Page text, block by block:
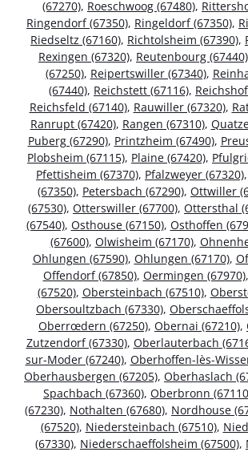
(67270), Roeschwoog (67480),
Ringendorf (67350), Ringeldorf (67350),
Riedseltz (67160), Richtolsheim (67390),
Rexingen (67320), Reutenbourg (67440)
(67250), Reipertswiller (67340),
(67440), Reichstett (67116),
Reichsfeld (67140), Rauwiller (67320),
Ranrupt (67420), Rangen (67310),
Puberg (67290), Printzheim (67490),
Plobsheim (67115), Plaine (67420),
Pfettisheim (67370), Pfalzweyer (67320),
(67350), Petersbach (67290), Ottwiller
(67530), Otterswiller (67700), Ottersthal
(67540), Osthouse (67150), Osthoffen
(67600), Olwisheim (67170),
Ohlungen (67590), Ohlungen (67170),
Offendorf (67850), Oermingen (67970),
(67520), Obersteinbach (67510),
Obersoultzbach (67330),
Oberrœdern (67250), Obernai (67210),
Zutzendorf (67330), Oberlauterbach
sur-Moder (67240), Oberhoffen-lès-
Oberhausbergen (67205), Oberhaslach
Spachbach (67360), Oberbronn
(67230), Nothalten (67680), Nordhouse
(67520), Niedersteinbach (67510),
(67330), Niederschaeffolsheim (67500),